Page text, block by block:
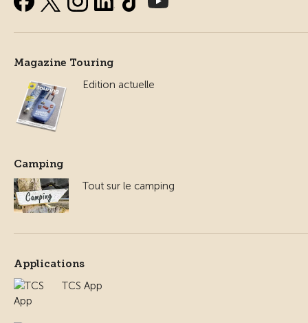
Magazine Touring
Edition actuelle
Camping
Tout sur le camping
Applications
TCS App